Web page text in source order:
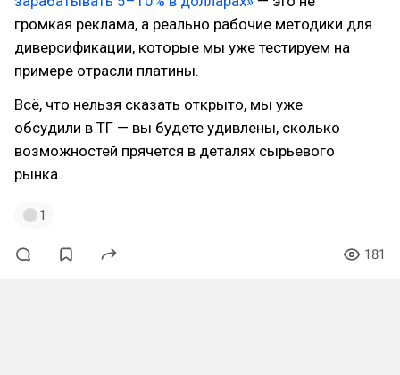
громкая реклама, а реально рабочие методики для
диверсификации, которые мы уже тестируем на
примере отрасли платины.
Всё, что нельзя сказать открыто, мы уже
обсудили в ТГ — вы будете удивлены, сколько
возможностей прячется в деталях сырьевого
рынка.
1
181